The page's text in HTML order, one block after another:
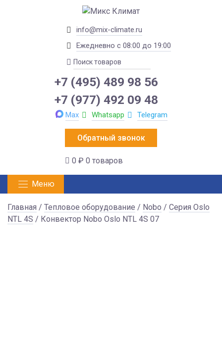
info@mix-climate.ru
Ежедневно с 08:00 до 19:00
+7 (495) 489 98 56
+7 (977) 492 09 48
Max Whatsapp Telegram
Обратный звонок
0 ₽ 0 товаров
Меню
Главная / Тепловое оборудование / Nobo / Серия Oslo
NTL 4S / Конвектор Nobo Oslo NTL 4S 07